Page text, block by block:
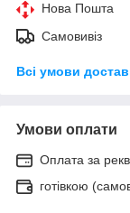
Нова Пошта
Самовивіз
Всі умови
Умови оплати
Оплата за
готівкою